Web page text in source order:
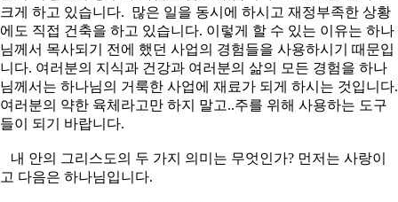
크게 하고 있습니다. 많은 일을 동시에 하시고 재정부족한 상황
에도 직접 건축을 하고 있습니다. 이렇게 할 수 있는 이유는 하나
님께서 목사되기 전에 했던 사업의 경험들을 사용하시기 때문입
니다. 여러분의 지식과 건강과 여러분의 삶의 모든 경험을 하나
님께서는 하나님의 거룩한 사업에 재료가 되게 하시는 것입니다.
여러분의 약한 육체라고만 하지 말고..주를 위해 사용하는 도구
들이 되기 바랍니다.
내 안의 그리스도의 두 가지 의미는 무엇인가? 먼저는 사랑이
고 다음은 하나님입니다.